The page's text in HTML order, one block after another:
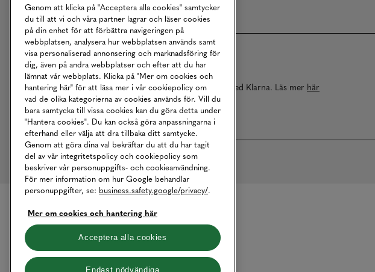
Betalningar online sköts i samarbete med Klarna. Läs mer här
Genom att klicka på "Acceptera alla cookies" samtycker
du till att vi och våra partner lagrar och läser cookies
på din enhet för att förbättra navigeringen på
webbplatsen, analysera hur webbplatsen används samt
visa personaliserad annonsering och marknadsföring för
dig, även på andra webbplatser och efter att du har
lämnat vår webbplats. Klicka på "Mer om cookies och
hantering här" för att läsa mer i vår cookiepolicy om
vad de olika kategorierna av cookies används för. Vill du
bara samtycka till vissa cookies kan du göra detta under
"Hantera cookies". Du kan också göra anpassningarna i
efterhand eller välja att dra tillbaka ditt samtycke.
Genom att göra dina val bekräftar du att du har tagit
del av vår integritetspolicy och cookiepolicy som
beskriver vår personuppgifts- och cookieanvändning.
För mer information om hur Google behandlar
personuppgifter, se: business.safety.google/privacy/.
Mer om cookies och hantering här
Acceptera alla cookies
Endast nödvändiga